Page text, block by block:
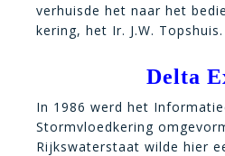
verhuisde het naar het
kering, het Ir. J.W. Topshuis.
Delta
In 1986 werd het
Stormvloedkering
Rijkswaterstaat wilde hier